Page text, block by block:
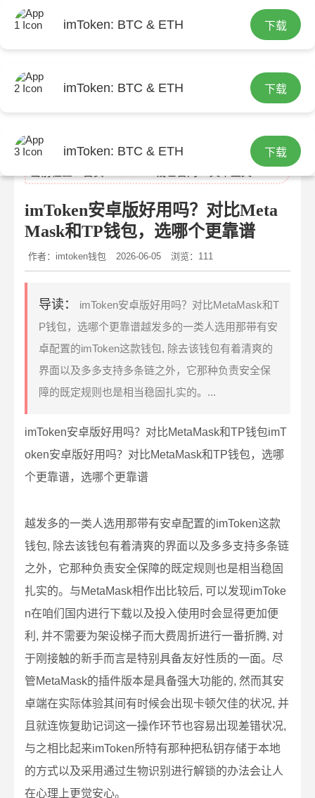
imToken: BTC & ETH 下载
imToken: BTC & ETH 下载
imToken: BTC & ETH 下载
imToken安卓版好用吗？对比Meta
Mask和TP钱包，选哪个更靠谱
作者：imtoken钱包 2026-06-05 浏览：111
导读：
imToken安卓版好用吗？对比MetaMask和T
P钱包，选哪个更靠谱越发多的一类人选用那带有安
卓配置的imToken这款钱包, 除去该钱包有着清爽的
界面以及多多支持多条链之外，它那种负责安全保
障的既定规则也是相当稳固扎实的。...
imToken安卓版好用吗？对比MetaMask和TP钱包imT
oken安卓版好用吗？对比MetaMask和TP钱包，选哪
个更靠谱，选哪个更靠谱
越发多的一类人选用那带有安卓配置的imToken这款
钱包, 除去该钱包有着清爽的界面以及多多支持多条链
之外，它那种负责安全保障的既定规则也是相当稳固
扎实的。与MetaMask相作出比较后, 可以发现imToke
n在咱们国内进行下载以及投入使用时会显得更加便
利, 并不需要为架设梯子而大费周折进行一番折腾, 对
于刚接触的新手而言是特别具备友好性质的一面。尽
管MetaMask的插件版本是具备强大功能的, 然而其安
卓端在实际体验其间有时候会出现卡顿欠佳的状况, 并
且就连恢复助记词这一操作环节也容易出现差错状况,
与之相比起来imToken所特有那种把私钥存储于本地
的方式以及采用通过生物识别进行解锁的办法会让人
在心理上更觉安心。